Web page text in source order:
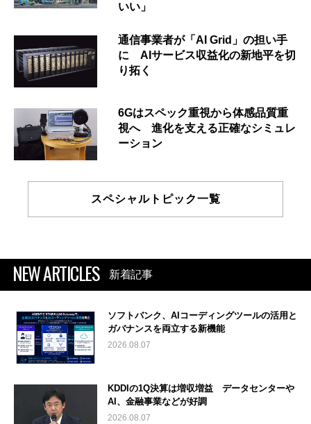
いい」
通信事業者が「AI Grid」の担い手
に AIサービス収益化の新地平を切
り拓く
6Gはスペック重視から体感品質重
視へ 進化を支える正確なシミュレ
ーション
スペシャルトピック一覧
NEW ARTICLES 新着記事
ソフトバンク、AIコーディングツールの活用と
ガバナンスを両立する新機能
2026.08.07
KDDIの1Q決算は増収増益 データセンターや
AI、金融事業などが好調
2026.08.07